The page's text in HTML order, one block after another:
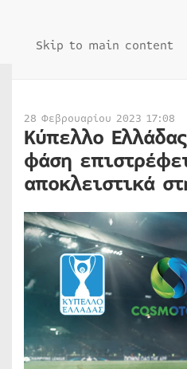
Skip to main content
28 Φεβρουαρίου 2023 17:08
Κύπελλο
φάση
αποκλειστικά